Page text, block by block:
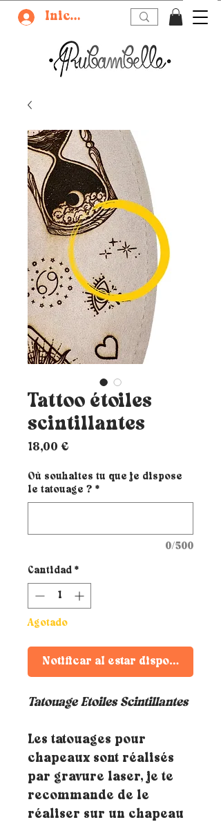
Iniciar sesión
Tattoo étoiles
scintillantes
18,00 €
Où souhaites tu que je dispose
le tatouage ? *
0/500
Cantidad *
Agotado
Notificar al estar disponible
Tatouage Etoiles Scintillantes
Les tatouages pour
chapeaux sont réalisés
par gravure laser, je te
recommande de le
réaliser sur un chapeau